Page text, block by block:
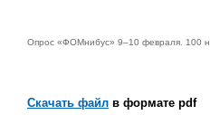
Опрос «ФОМнибус» 9–10 февраля. 100
Скачать файл в формате pdf